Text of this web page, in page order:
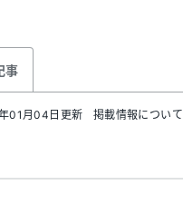
事
01月04日更新 掲載情報について